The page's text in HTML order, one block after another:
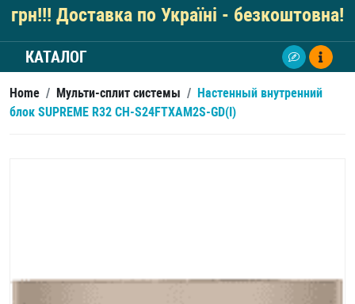
грн!!! Доставка по Україні - безкоштовна!
КАТАЛОГ
Home / Мульти-сплит системы / Настенный внутренний
блок SUPREME R32 CH-S24FTXAM2S-GD(I)